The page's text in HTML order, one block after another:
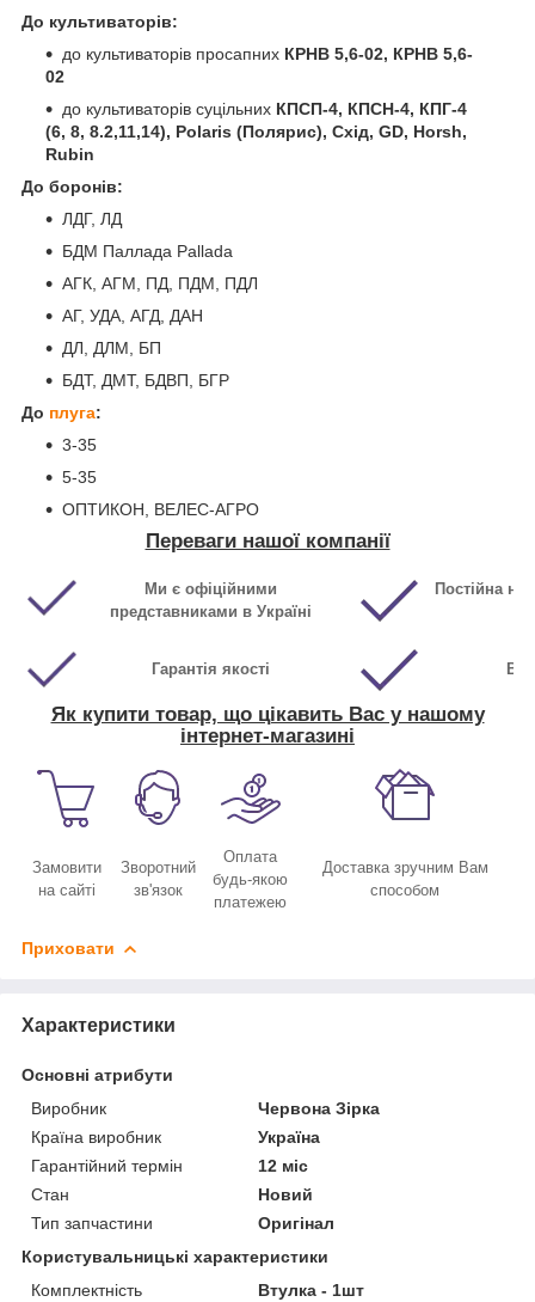
До культиваторів:
до культиваторів просапних КРНВ 5,6-02, КРНВ 5,6-
02
до культиваторів суцільних КПСП-4, КПСН-4, КПГ-4
(6, 8, 8.2,11,14), Polaris (Полярис), Схід, GD, Horsh,
Rubin
До боронів:
ЛДГ, ЛД
БДМ Паллада Pallada
АГК, АГМ, ПД, ПДМ, ПДЛ
АГ, УДА, АГД, ДАН
ДЛ, ДЛМ, БП
БДТ, ДМТ, БДВП, БГР
До плуга:
3-35
5-35
ОПТИКОН, ВЕЛЕС-АГРО
Переваги нашої компанії
Ми є офіційними
представниками в Україні
Постійна
Гарантія якості
Як купити товар, що цікавить Вас у нашому
інтернет-магазині
Замовити
на сайті
Зворотний
зв'язок
Оплата
будь-якою
платежею
Доставка зручним Вам
способом
Приховати
Характеристики
Основні атрибути
Виробник
Червона Зірка
Країна виробник
Україна
Гарантійний термін
12 міс
Стан
Новий
Тип запчастини
Оригінал
Користувальницькі характеристики
Комплектність
Втулка - 1шт